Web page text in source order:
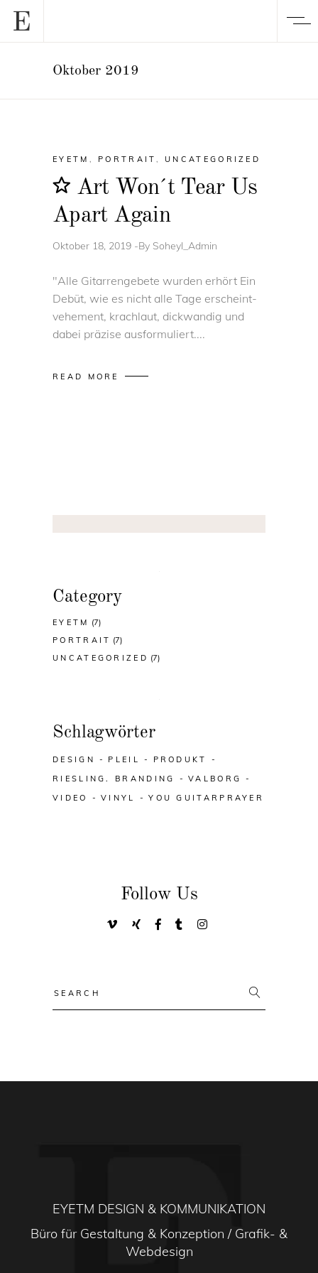
Oktober 2019
EYETM , PORTRAIT ,UNCATEGORIZED
Art Won´t Tear Us
Apart Again
Oktober 18, 2019 By Soheyl_Admin
"Alle Gitarrengebete wurden erhört Ein
Debüt, wie es nicht alle Tage erscheint-
vehement, krachlaut, dickwandig und
dabei präzise ausformuliert.
READ MORE
Category
EYETM (7)
PORTRAIT (7)
UNCATEGORIZED (7)
Schlagwörter
DESIGN PLEIL
PRODUKT
RIESLING. BRANDING
VALBORG
VIDEO
VINYL YOU GUITARPRAYER
Follow Us
EYETM DESIGN & KOMMUNIKATION
Büro für Gestaltung & Konzeption / Grafik- &
Webdesign